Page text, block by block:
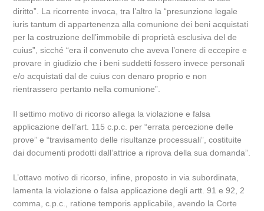
diritto”. La ricorrente invoca, tra l’altro la “presunzione legale
iuris tantum di appartenenza alla comunione dei beni acquistati
per la costruzione dell’immobile di proprietà esclusiva del de
cuius”, sicché “era il convenuto che aveva l’onere di eccepire e
provare in giudizio che i beni suddetti fossero invece personali
e/o acquistati dal de cuius con denaro proprio e non
rientrassero pertanto nella comunione”.
Il settimo motivo di ricorso allega la violazione e falsa
applicazione dell’art. 115 c.p.c. per “errata percezione delle
prove” e “travisamento delle risultanze processuali”, costituite
dai documenti prodotti dall’attrice a riprova della sua domanda”.
L’ottavo motivo di ricorso, infine, proposto in via subordinata,
lamenta la violazione o falsa applicazione degli artt. 91 e 92, 2
comma, c.p.c., ratione temporis applicabile, avendo la Corte